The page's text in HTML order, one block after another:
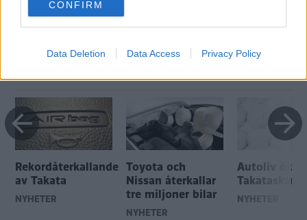
consent section.
CONFIRM
Data Deletion Data Access Privacy Policy
personuppgiftspolicy.
MER FRÅN VI BILÄGARE
Rekordåterkallande
av Takata
NYHETER
Toyota och
Nissan återkallar
tre miljoner bilar
NYHETER
Autoliv ökar
NYHETER